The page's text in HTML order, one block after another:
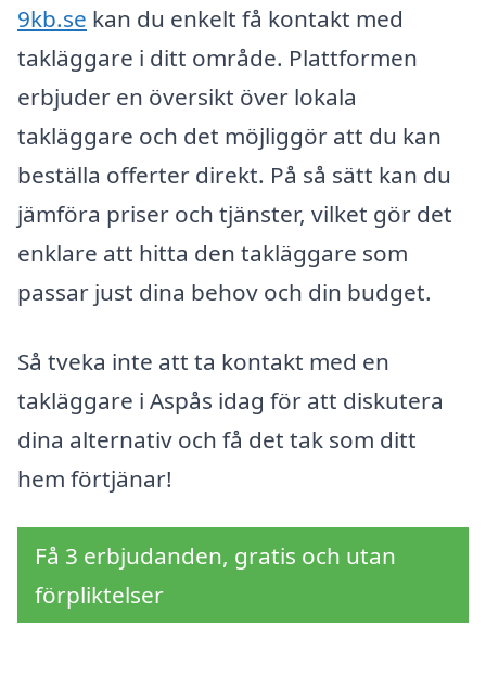
9kb.se kan du enkelt få kontakt med
takläggare i ditt område. Plattformen
erbjuder en översikt över lokala
takläggare och det möjliggör att du kan
beställa offerter direkt. På så sätt kan du
jämföra priser och tjänster, vilket gör det
enklare att hitta den takläggare som
passar just dina behov och din budget.
Så tveka inte att ta kontakt med en
takläggare i Aspås idag för att diskutera
dina alternativ och få det tak som ditt
hem förtjänar!
Få 3 erbjudanden, gratis och utan
förpliktelser